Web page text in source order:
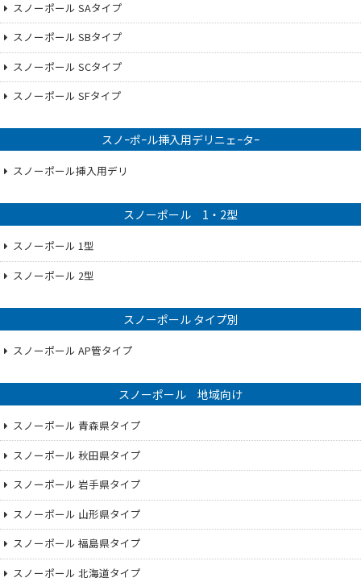
スノーポール SAタイプ
スノーポール SBタイプ
スノーポール SCタイプ
スノーポール SFタイプ
スノｰポｰル挿入用デリニェｰタｰ
スノーポール挿入用デリ
スノーポール 1・2型
スノーポール 1型
スノーポール 2型
スノーポール タイプ別
スノーポール AP管タイプ
スノーポール 地域向け
スノーポール 青森県タイプ
スノーポール 秋田県タイプ
スノーポール 岩手県タイプ
スノーポール 山形県タイプ
スノーポール 福島県タイプ
スノーポール 北海道タイプ